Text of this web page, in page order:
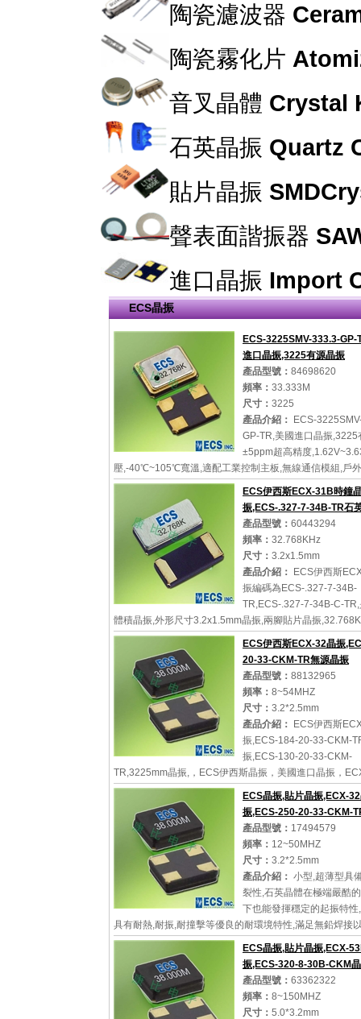
陶瓷濾波器
陶瓷霧化片
音叉晶體 Crystal
石英晶振 Quartz
貼片晶振
聲表面諧振器
進口晶振 Import
ECS晶振
ECS-3225SMV-333.3-GP-
進口晶振,3225有源晶振
產品型號： 84698620
頻率： 33.333M
尺寸： 3225
產品介紹：
ECS-
GP-TR,美國進口晶振,3225
±5ppm超高精度
壓,-40℃~105℃寬溫,適配工業控制主板,無線通信模組,戶
備,企業級網絡交換機,一站式解決高端設備高精度時鐘元
查看大圖
ECS伊西斯ECX-31B時鐘
振,ECS-.327-7-34B-TR石
產品型號： 60443294
頻率： 32.768KHz
尺寸： 3.2x1.5mm
產品介紹：
ECS伊西斯
振編碼為ECS-.327-7-34B-
TR,ECS-.327-7-34B-C-
體積晶振,外形尺寸3.2x1.5mm晶振,兩腳貼片晶振
無源晶振,石英晶振,石英晶體諧振器,具有超小型,輕薄型,耐
境特點,被廣...
詳細參數 查看大圖
ECS伊西斯ECX-32晶振
20-33-CKM-TR無源晶振
產品型號： 88132965
頻率： 8~54MHZ
尺寸： 3.2*2.5mm
產品介紹：
ECS伊西斯
振,ECS-184-20-33-CKM-
振,ECS-130-20-33-CKM-
TR,3225mm晶振,，ECS伊西斯晶振，美國進口晶振，
款小體積晶振，外形尺寸3.2x2.5x0.8mm晶振，陶瓷封裝
晶振，無源晶振，石英晶...
詳細參數 查看大圖
ECS晶振,貼片晶振,ECX-
振,ECS-250-20-33-CKM-
產品型號： 17494579
頻率： 12~50MHZ
尺寸： 3.2*2.5mm
產品介紹： 小型,超薄型具
裂性,石英晶體在極端嚴酷
下也能發揮穩定的起振特性
具有耐熱,耐振,耐撞擊等優良的耐環境特性,滿足無鉛焊接
回流溫度曲線要求,符合AEC-Q200標準.
詳細參數 查看大圖
ECS晶振,貼片晶振,ECX-
振,ECS-320-8-30B-CKM
產品型號： 63362322
頻率： 8~150MHZ
尺寸： 5.0*3.2mm